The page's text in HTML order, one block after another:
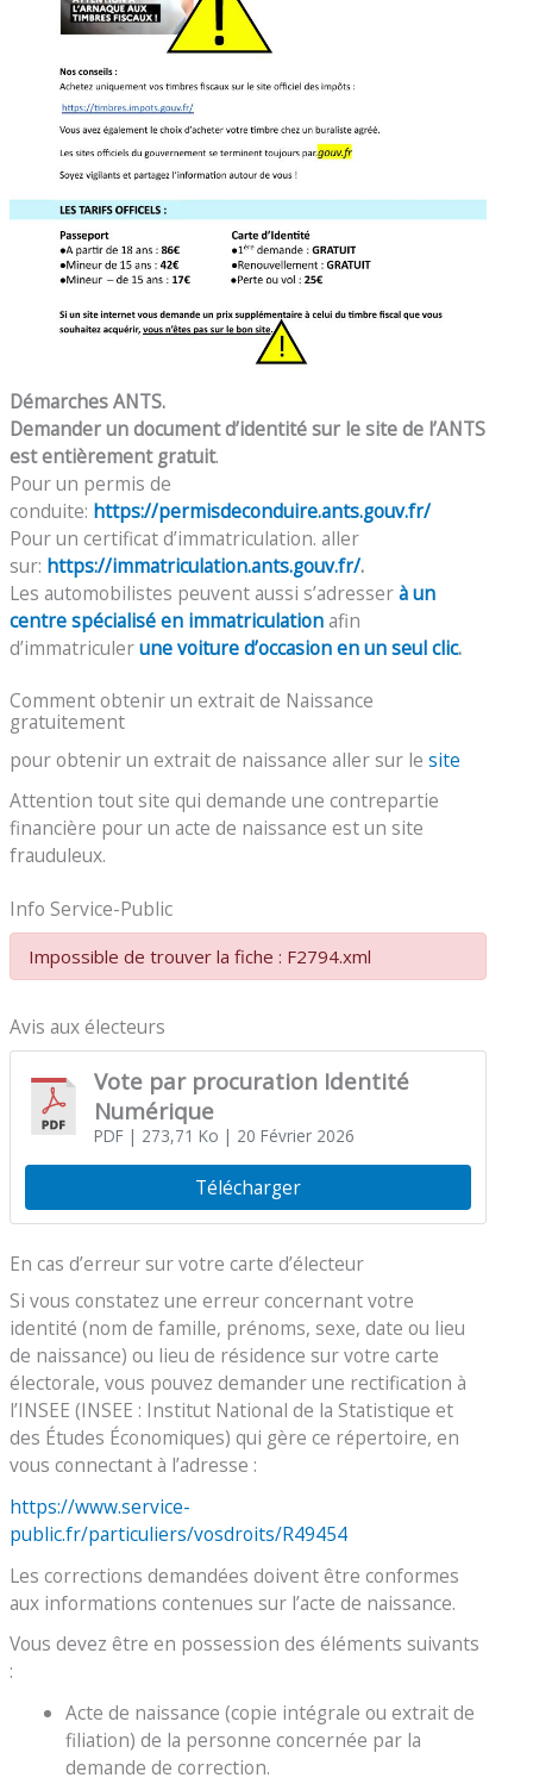
Démarches ANTS.
Demander un document d’identité sur le site de l’ANTS
est entièrement gratuit.
Pour un permis de
conduite: https://permisdeconduire.ants.gouv.fr/
Pour un certificat d’immatriculation. aller
sur: https://immatriculation.ants.gouv.fr/.
Les automobilistes peuvent aussi s’adresserà un
centre spécialisé en immatriculationafin
d’immatriculerune voiture d’occasion en un seul clic.
Comment obtenir un extrait de Naissance
gratuitement
pour obtenir un extrait de naissance aller sur le site
Attention tout site qui demande une contrepartie
financière pour un acte de naissance est un site
frauduleux.
Info Service-Public
Impossible de trouver la fiche : F2794.xml
Avis aux électeurs
Vote par procuration Identité
Numérique
PDF| 273,71 Ko | 20 Février 2026
Télécharger
En cas d’erreur sur votre carte d’électeur
Si vous constatez une erreur concernant votre
identité (nom de famille, prénoms, sexe, date ou lieu
de naissance) ou lieu de résidence sur votre carte
électorale, vous pouvez demander une rectification à
l’INSEE (INSEE : Institut National de la Statistique et
des Études Économiques) qui gère ce répertoire, en
vous connectant à l’adresse :
https://www.service-
public.fr/particuliers/vosdroits/R49454
Les corrections demandées doivent être conformes
aux informations contenues sur l’acte de naissance.
Vous devez être en possession des éléments suivants
:
Acte de naissance (copie intégrale ou extrait de
filiation) de la personne concernée par la
demande de correction.